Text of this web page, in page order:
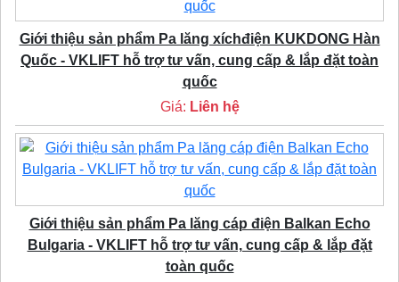
Giới thiệu sản phẩm Pa lăng xíchđiện KUKDONG Hàn
Quốc - VKLIFT hỗ trợ tư vấn, cung cấp & lắp đặt toàn
quốc
Giá: Liên hệ
Giới thiệu sản phẩm Pa lăng cáp điện Balkan Echo
Bulgaria - VKLIFT hỗ trợ tư vấn, cung cấp & lắp đặt
toàn quốc